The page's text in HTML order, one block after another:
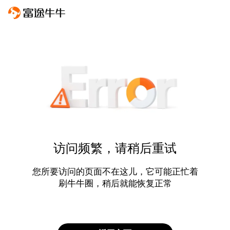
访问频繁，请稍后重试
您所要访问的页面不在这儿，它可能正忙着
刷牛牛圈，稍后就能恢复正常